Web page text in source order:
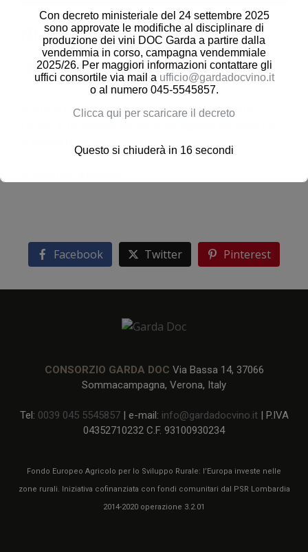
REWINE
18-19 Luglio 2019
Il 18 e il 19 luglio nella magica Dogana Veneta di
le nostre bollicine e tante degustazioni!...
Facebook Twitter Pinterest
CONSORZIO GARDA DOC Via Bassa 14, 37066
Sommacampagna, Verona, Italy
Tel: 0039 045 5545857| e-mail: info@gardadocvino.it| P.IVA
04352710232 C.F. 93100930234
Fondo Europeo Agricolo per lo Sviluppo Rurale: l’Europa investe nelle
zone rurali. Iniziativa cofinanziata con fondi comunitari dal PSR Lombardia
2014-2020 operazione 3.2.01
Con decreto ministeriale del 24 settembre 2025
sono approvate le modifiche al disciplinare di
produzione dei vini DOC Garda a partire dalla
vendemmia in corso, campagna vendemmiale
2025/26. Per maggiori informazioni contattare gli
uffici consortile via mail a ufficio@gardadocvino.it
o al numero 045-5545857.
Clicca qui per scaricare il decreto
Questo si chiuderà in 16 secondi